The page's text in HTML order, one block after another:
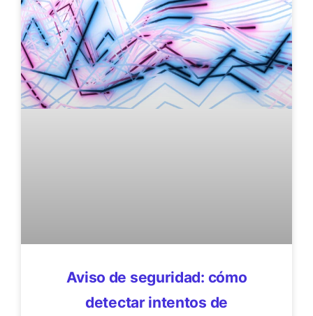
Aviso de seguridad: cómo
detectar intentos de